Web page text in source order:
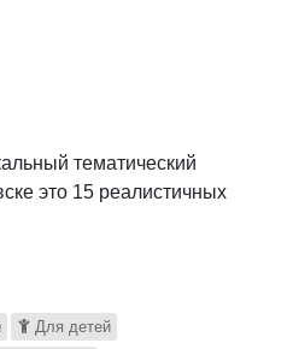
тематический
это 15 реалистичных
Для детей